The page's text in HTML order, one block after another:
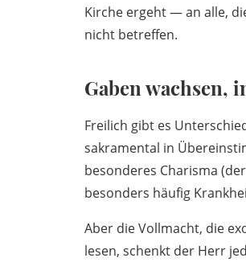
Kirche ergeht — an alle,
nicht betreffen.
Gaben wachsen,
Freilich gibt es
sakramental in
besonderes Charisma
besonders häufig
Aber die Vollmacht, die
lesen, schenkt der Herr